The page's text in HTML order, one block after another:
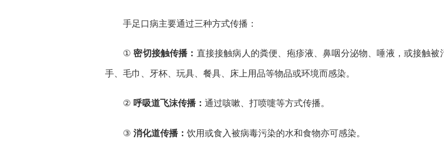
手足口病主要通过三种方式传播：
①密切接触传播： 直接接触病人的粪便、疱疹液、鼻咽分泌物、唾液，或接触被
手、毛巾、牙杯、玩具、餐具、床上用品等物品或环境而感染。
② 呼吸道飞沫传播： 通过咳嗽、打喷嚏等方式传播。
③ 消化道传播： 饮用或食入被病毒污染的水和食物亦可感染。